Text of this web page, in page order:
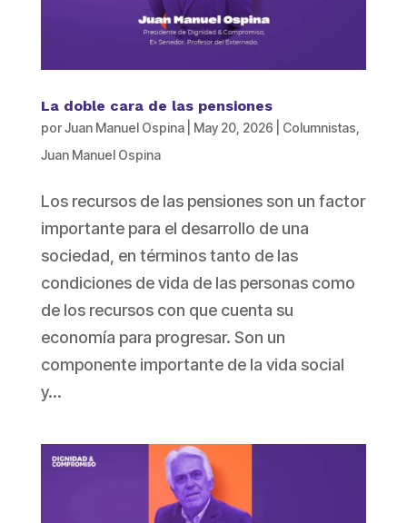
La doble cara de las pensiones
porJuan Manuel Ospina| May 20, 2026 Columnistas
Juan Manuel Ospina
Los recursos de las pensiones son un factor
importante para el desarrollo de una
sociedad, en términos tanto de las
condiciones de vida de las personas como
de los recursos con que cuenta su
economía para progresar. Son un
componente importante de la vida social
y...